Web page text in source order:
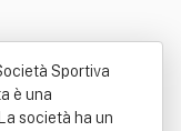
Sportiva
è una
società ha un